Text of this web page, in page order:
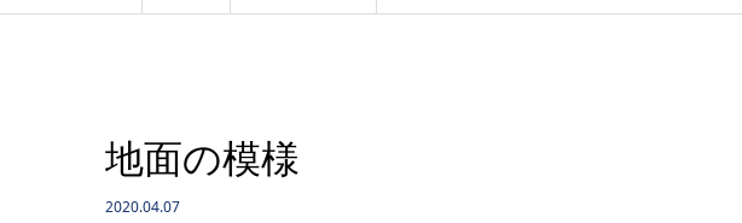
地面の模様
2020.04.07